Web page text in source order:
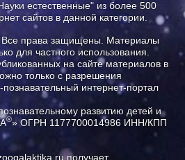
естественные" из более 500
сайтов в данной категории.
права защищены. Материалы
для частного использования.
на сайте материалов в
только с разрешения
интернет-портал
развитию детей и
®» ОГРН 1177700014986 ИНН/КПП
получает